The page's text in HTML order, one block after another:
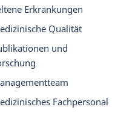
Erkrankungen
Qualität
und
Fachpersonal